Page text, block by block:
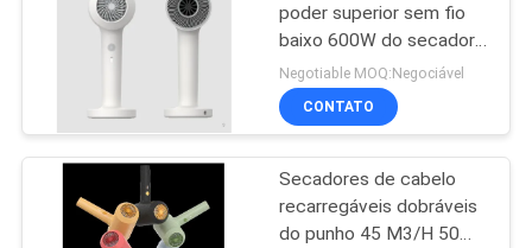
poder superior sem fio
baixo 600W do secador
de cabelo
Negotiable MOQ:Negociável
CONTATO
Secadores de cabelo
recarregáveis dobráveis
do punho 45 M3/H 50